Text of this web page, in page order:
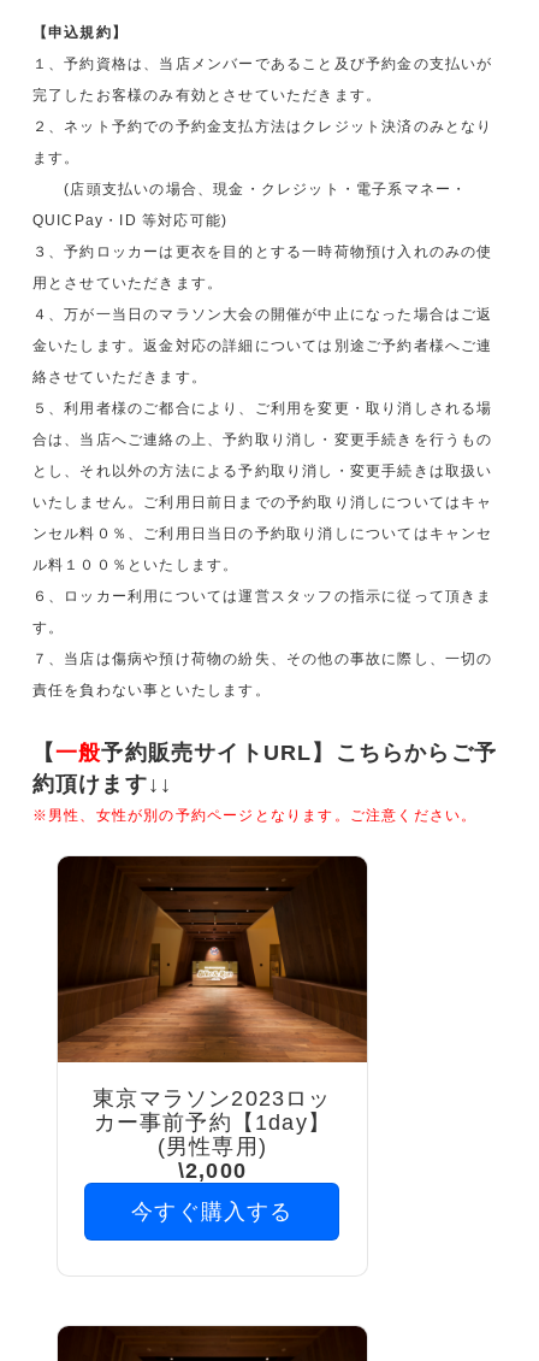
【申込規約】
１、予約資格は、当店メンバーであること及び予約金の支払いが
完了したお客様のみ有効とさせていただきます。
２、ネット予約での予約金支払方法はクレジット決済のみとなり
ます。
(店頭支払いの場合、現金・クレジット・電子系マネー・
QUICPay・ID 等対応可能)
３、予約ロッカーは更衣を目的とする一時荷物預け入れのみの使
用とさせていただきます。
４、万が一当日のマラソン大会の開催が中止になった場合はご返
金いたします。返金対応の詳細については別途ご予約者様へご連
絡させていただきます。
５、利用者様のご都合により、ご利用を変更・取り消しされる場
合は、当店へご連絡の上、予約取り消し・変更手続きを行うもの
とし、それ以外の方法による予約取り消し・変更手続きは取扱い
いたしません。ご利用日前日までの予約取り消しについてはキャ
ンセル料０％、ご利用日当日の予約取り消しについてはキャンセ
ル料１００％といたします。
６、ロッカー利用については運営スタッフの指示に従って頂きま
す。
７、当店は傷病や預け荷物の紛失、その他の事故に際し、一切の
責任を負わない事といたします。
【一般予約販売サイトURL】こちらからご予
約頂けます↓↓
※男性、女性が別の予約ページとなります。ご注意ください。
東京マラソン2023ロッ
カー事前予約【1day】
(男性専用)
\2,000
今すぐ購入する